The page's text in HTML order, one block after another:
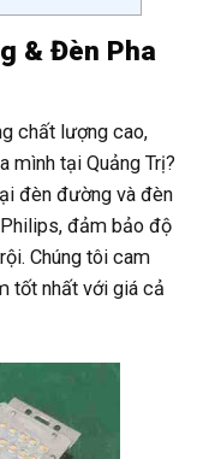
& Đèn Pha
chất lượng cao,
mình tại Quảng Trị?
đèn đường và đèn
đảm bảo độ
Chúng tôi cam
tốt nhất với giá cả